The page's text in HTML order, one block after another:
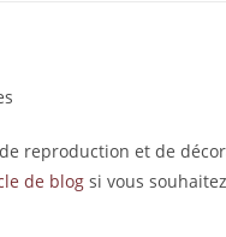
reproduction et de
de blog si vous